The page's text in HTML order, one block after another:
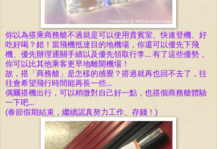
你以為搭乘商務艙不過就是可以使用貴賓室、快速登機、好
吃好喝？錯！當飛機抵達目的地機場，你還可以優先下飛
機、優先辦理通關手續以及優先領取行李... 有了這些優勢，
你可以比其他乘客更早地離開機場！
故，搭「 商務艙 」是怎樣的感覺？搭過就再也回不去了， 往
往會希望飛行時間能再長一些...
偶爾搭機出行，可以稍微對自己好一點，也搭個商務艙體驗
一下吧...
(春節假期結束，繼續認真努力工作、存錢！)